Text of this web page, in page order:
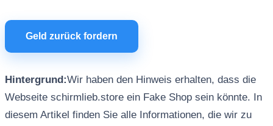
Geld zurück fordern
Hintergrund:Wir haben den Hinweis erhalten, dass die
Webseite schirmlieb.store ein Fake Shop sein könnte. In
diesem Artikel finden Sie alle Informationen, die wir zu